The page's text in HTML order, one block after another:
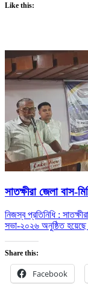
Like this:
সাতক্ষীরা জেলা বাস-
নিজস্ব প্রতিনিধি :
সভা-২০২৬ অনুষ্ঠিত
Share this:
Facebook